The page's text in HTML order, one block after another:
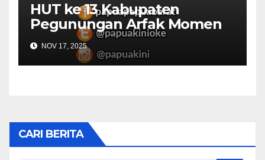
HUT ke 13 Kabupaten
Pegunungan Arfak Momen
Emas Refleksi dan
Komitmen Pembangunan
NOV 17, 2025
CARI BERITA